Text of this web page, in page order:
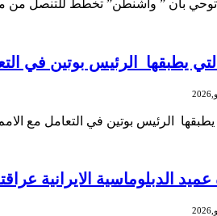
بان ” واشنطن” تخطط للتنصل من
يطبقها الرئيس بوتين في
الرئيس بوتين في التعامل مع
الدبلوماسية الايرانية